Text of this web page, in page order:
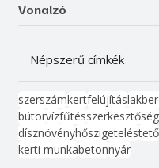
Vonalzó
Népszerű címkék
szerszámkertfelújítás
bútorvízfűtésszerkesztőség
dísznövényhőszigeteléstető
kerti munkabetonnyár